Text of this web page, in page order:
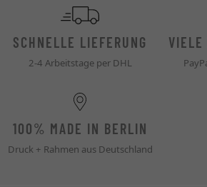
SCHNELLE LIEFERUNG
2-4 Arbeitstage per DHL
VIELE
100% MADE IN BERLIN
Druck + Rahmen aus Deutschland